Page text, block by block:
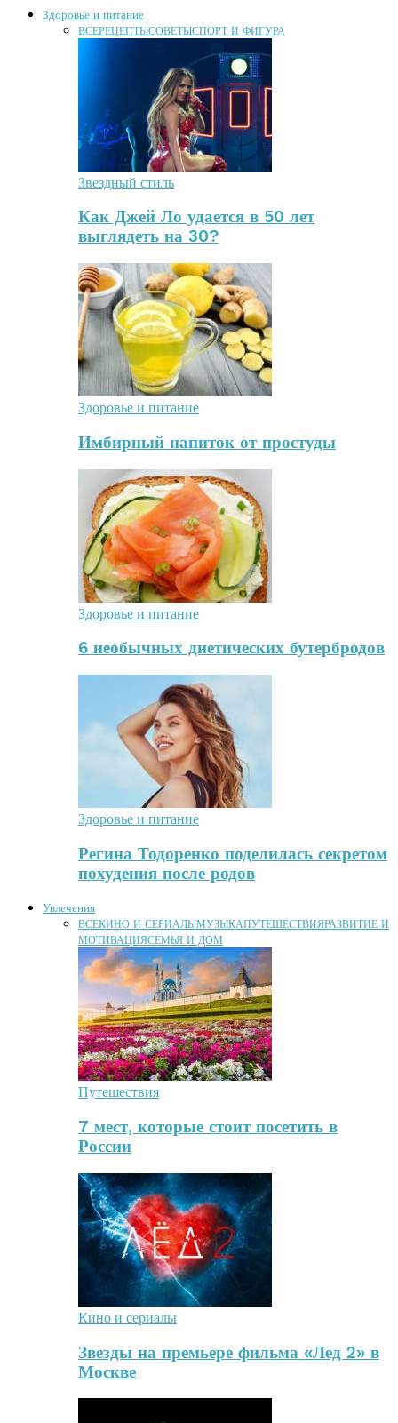
Здоровье и питание
ВСЕРЕЦЕПТЫСОВЕТЫСПОРТ И ФИГУРА
Звездный стиль
Как Джей Ло удается в 50 лет
выглядеть на 30?
Здоровье и питание
Имбирный напиток от простуды
Здоровье и питание
6 необычных диетических бутербродов
Здоровье и питание
Регина Тодоренко поделилась секретом
похудения после родов
Увлечения
ВСЕКИНО И СЕРИАЛЫМУЗЫКАПУТЕШЕСТВИЯРАЗВИТИЕ И
МОТИВАЦИЯСЕМЬЯ И ДОМ
Путешествия
7 мест, которые стоит посетить в
России
Кино и сериалы
Звезды на премьере фильма «Лед 2» в
Москве